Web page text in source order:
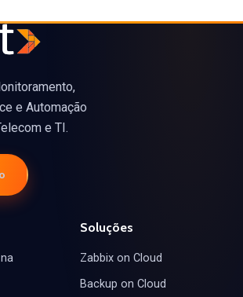
e Automação
e TI.
Soluções
Zabbix on Cloud
Backup on Cloud